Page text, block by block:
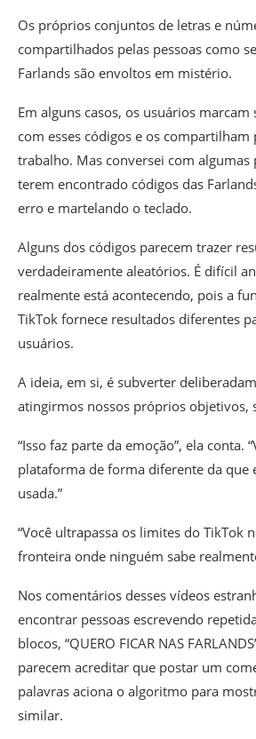
Os próprios conjuntos de letras e
compartilhados pelas pessoas como
Farlands são envoltos em mistério.
Em alguns casos, os usuários
com esses códigos e os
trabalho. Mas conversei com algumas
terem encontrado códigos das
erro e martelando o teclado.
Alguns dos códigos parecem trazer
verdadeiramente aleatórios. É difícil
realmente está acontecendo, pois a
TikTok fornece resultados diferentes
usuários.
A ideia, em si, é subverter
atingirmos nossos próprios objetivos,
“Isso faz parte da emoção”, ela conta.
plataforma de forma diferente da que
usada.”
“Você ultrapassa os limites do TikTok
fronteira onde ninguém sabe
Nos comentários desses vídeos
encontrar pessoas escrevendo
blocos, “QUERO FICAR NAS
parecem acreditar que postar um
palavras aciona o algoritmo para
similar.